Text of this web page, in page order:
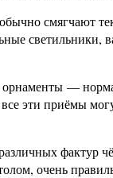
смягчают
светильники,
— норма
эти приёмы
фактур
очень